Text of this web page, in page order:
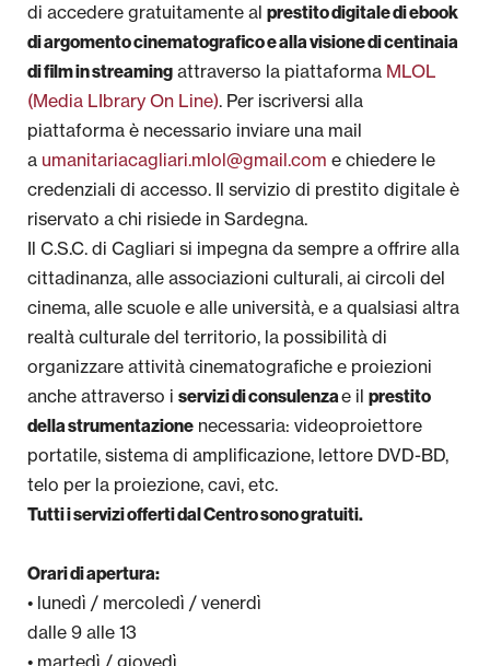
di accedere gratuitamente al prestito digitale di ebook
di argomento cinematografico e alla visione di centinaia
di film in streaming attraverso la piattaforma MLOL
(Media LIbrary On Line). Per iscriversi alla
piattaforma è necessario inviare una mail
a umanitariacagliari.mlol@gmail.com e chiedere le
credenziali di accesso. Il servizio di prestito digitale è
riservato a chi risiede in Sardegna.
Il C.S.C. di Cagliari si impegna da sempre a offrire alla
cittadinanza, alle associazioni culturali, ai circoli del
cinema, alle scuole e alle università, e a qualsiasi altra
realtà culturale del territorio, la possibilità di
organizzare attività cinematografiche e proiezioni
anche attraverso i servizi di consulenzae il prestito
della strumentazione necessaria: videoproiettore
portatile, sistema di amplificazione, lettore DVD-BD,
telo per la proiezione, cavi, etc.
Tutti i servizi offerti dal Centro sono gratuiti.
Orari di apertura:
• lunedì / mercoledì / venerdì
dalle 9 alle 13